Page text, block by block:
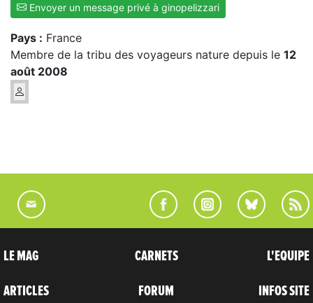
Envoyer un message privé à ginopelizzari
Pays : France
Membre de la tribu des voyageurs nature depuis le 12
août 2008
LE MAG
ARTICLES
CARNETS
FORUM
L'EQUIPE
INFOS SITE